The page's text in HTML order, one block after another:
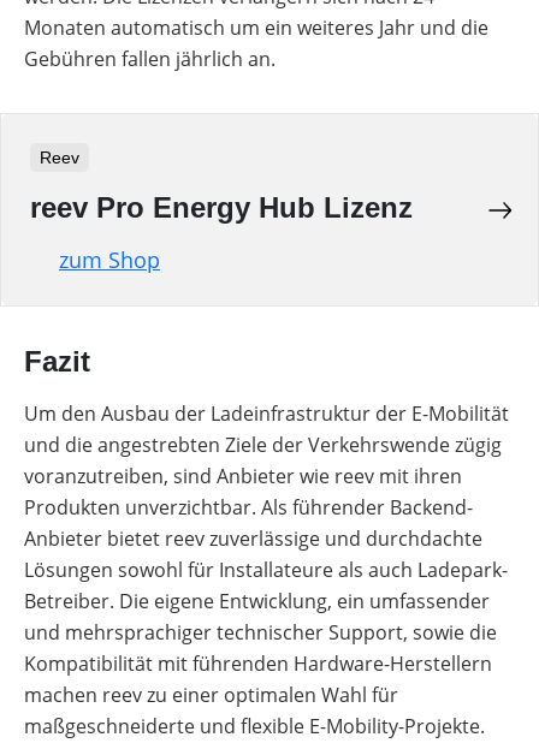
Monaten automatisch um ein weiteres Jahr und die
Gebühren fallen jährlich an.
Reev
reev Pro Energy Hub Lizenz
zum Shop
Fazit
Um den Ausbau der Ladeinfrastruktur der E-Mobilität
und die angestrebten Ziele der Verkehrswende zügig
voranzutreiben, sind Anbieter wie reev mit ihren
Produkten unverzichtbar. Als führender Backend-
Anbieter bietet reev zuverlässige und durchdachte
Lösungen sowohl für Installateure als auch Ladepark-
Betreiber. Die eigene Entwicklung, ein umfassender
und mehrsprachiger technischer Support, sowie die
Kompatibilität mit führenden Hardware-Herstellern
machen reev zu einer optimalen Wahl für
maßgeschneiderte und flexible E-Mobility-Projekte.